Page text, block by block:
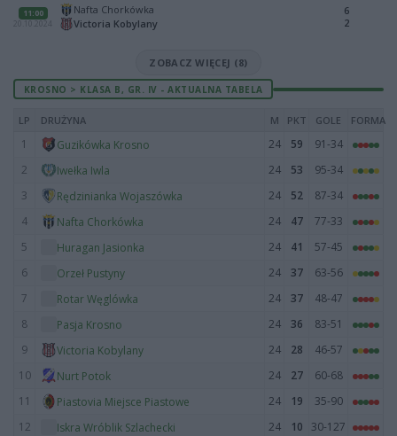
11:00
20.10.2024
Nafta Chorkówka
Victoria Kobylany
6
2
ZOBACZ WIĘCEJ (8)
KROSNO > KLASA B, GR. IV - AKTUALNA TABELA
LP DRUŻYNA M PKT GOLE FORMA
1 Guzikówka Krosno 24 59
91-34
2
Iwełka Iwla 24 53
95-34
3
Rędzinianka Wojaszówka 24 52
87-34
4
Nafta Chorkówka 24 47
77-33
5
Huragan Jasionka 24 41
57-45
6
Orzeł Pustyny 24 37
63-56
7
Rotar Węglówka 24 37
48-47
8
Pasja Krosno 24 36
83-51
9
Victoria Kobylany 24 28
46-57
10
Nurt Potok 24 27
60-68
11
Piastovia Miejsce Piastowe 24 19
35-90
12
Iskra Wróblik Szlachecki 24 10
30-127